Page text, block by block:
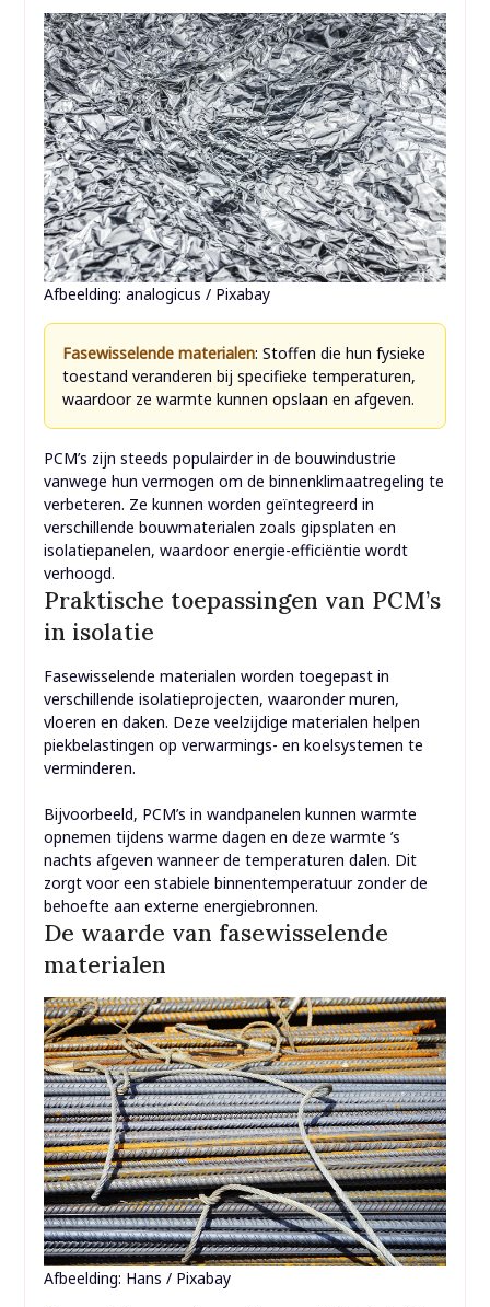
Afbeelding: analogicus / Pixabay
Fasewisselende materialen: Stoffen die hun fysieke
toestand veranderen bij specifieke temperaturen,
waardoor ze warmte kunnen opslaan en afgeven.
PCM’s zijn steeds populairder in de bouwindustrie
vanwege hun vermogen om de binnenklimaatregeling te
verbeteren. Ze kunnen worden geïntegreerd in
verschillende bouwmaterialen zoals gipsplaten en
isolatiepanelen, waardoor energie-efficiëntie wordt
verhoogd.
Praktische toepassingen van PCM’s
in isolatie
Fasewisselende materialen worden toegepast in
verschillende isolatieprojecten, waaronder muren,
vloeren en daken. Deze veelzijdige materialen helpen
piekbelastingen op verwarmings- en koelsystemen te
verminderen.
Bijvoorbeeld, PCM’s in wandpanelen kunnen warmte
opnemen tijdens warme dagen en deze warmte ’s
nachts afgeven wanneer de temperaturen dalen. Dit
zorgt voor een stabiele binnentemperatuur zonder de
behoefte aan externe energiebronnen.
De waarde van fasewisselende
materialen
Afbeelding: Hans / Pixabay